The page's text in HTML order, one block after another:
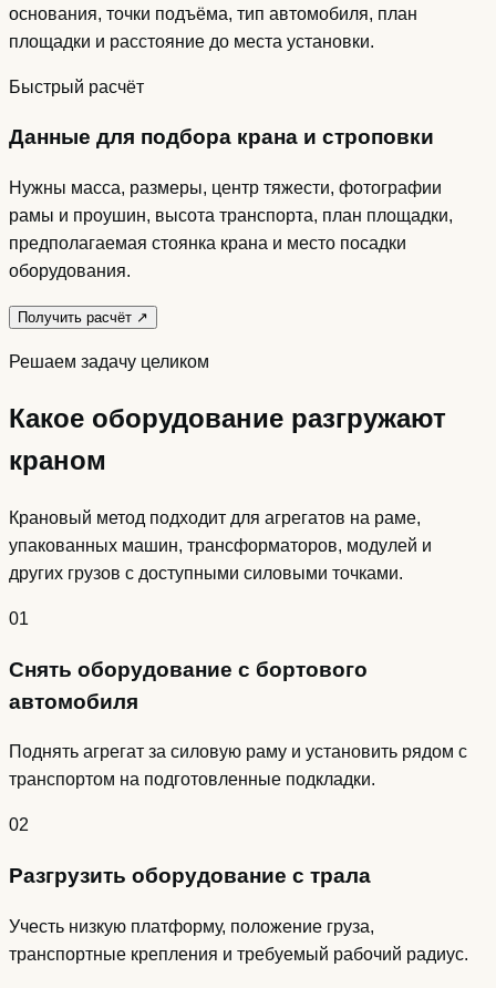
основания, точки подъёма, тип автомобиля, план
площадки и расстояние до места установки.
Быстрый расчёт
Данные для подбора крана и строповки
Нужны масса, размеры, центр тяжести, фотографии
рамы и проушин, высота транспорта, план площадки,
предполагаемая стоянка крана и место посадки
оборудования.
Получить расчёт ↗
Решаем задачу целиком
Какое оборудование разгружают
краном
Крановый метод подходит для агрегатов на раме,
упакованных машин, трансформаторов, модулей и
других грузов с доступными силовыми точками.
01
Снять оборудование с бортового
автомобиля
Поднять агрегат за силовую раму и установить рядом с
транспортом на подготовленные подкладки.
02
Разгрузить оборудование с трала
Учесть низкую платформу, положение груза,
транспортные крепления и требуемый рабочий радиус.